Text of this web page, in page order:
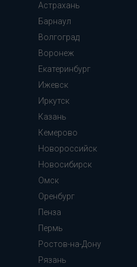
Астрахань
Барнаул
Волгоград
Воронеж
Екатеринбург
Ижевск
Иркутск
Казань
Кемерово
Новороссийск
Новосибирск
Омск
Оренбург
Пенза
Пермь
Ростов-на-Дону
Рязань